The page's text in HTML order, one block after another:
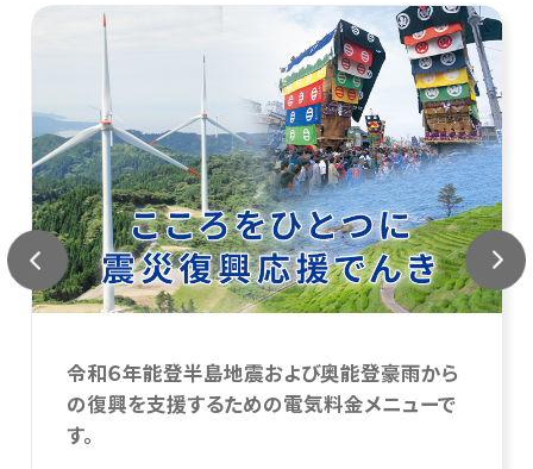
令和６年能登半島地震および奥能登豪雨から
の復興を支援するための電気料金メニューで
す。